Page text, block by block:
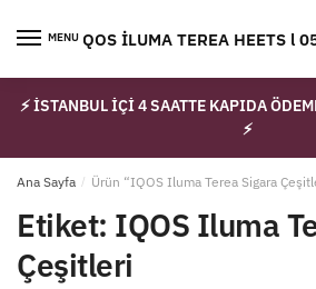
MENUIQOS İLUMA TEREA HEETS l
⚡ İSTANBUL İÇİ 4 SAATTE KAPIDA
⚡
Ana Sayfa / Ürün “IQOS Iluma Terea Sigara
Etiket: IQOS Iluma
Çeşitleri